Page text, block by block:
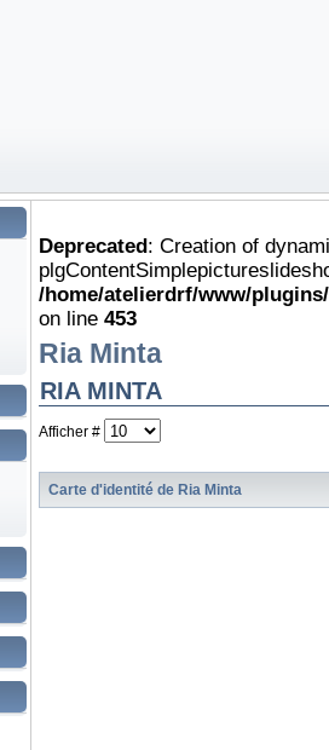
Deprecated: Creation of
/home/atelierdrf/www/
on line 453
Ria Minta
RIA MINTA
Afficher #
Carte d'identité de Ria Minta